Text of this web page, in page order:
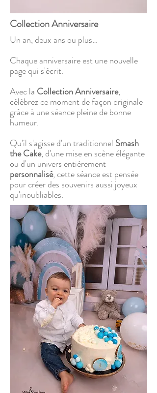
Collection Anniversaire
Un an, deux ans ou plus…
Chaque anniversaire est une nouvelle
page qui s'écrit.
Avec la Collection Anniversaire,
célébrez ce moment de façon originale
grâce à une séance pleine de bonne
humeur.
Qu'il s'agisse d'un traditionnel Smash
the Cake, d'une mise en scène élégante
ou d'un univers entièrement
personnalisé, cette séance est pensée
pour créer des souvenirs aussi joyeux
qu'inoubliables.